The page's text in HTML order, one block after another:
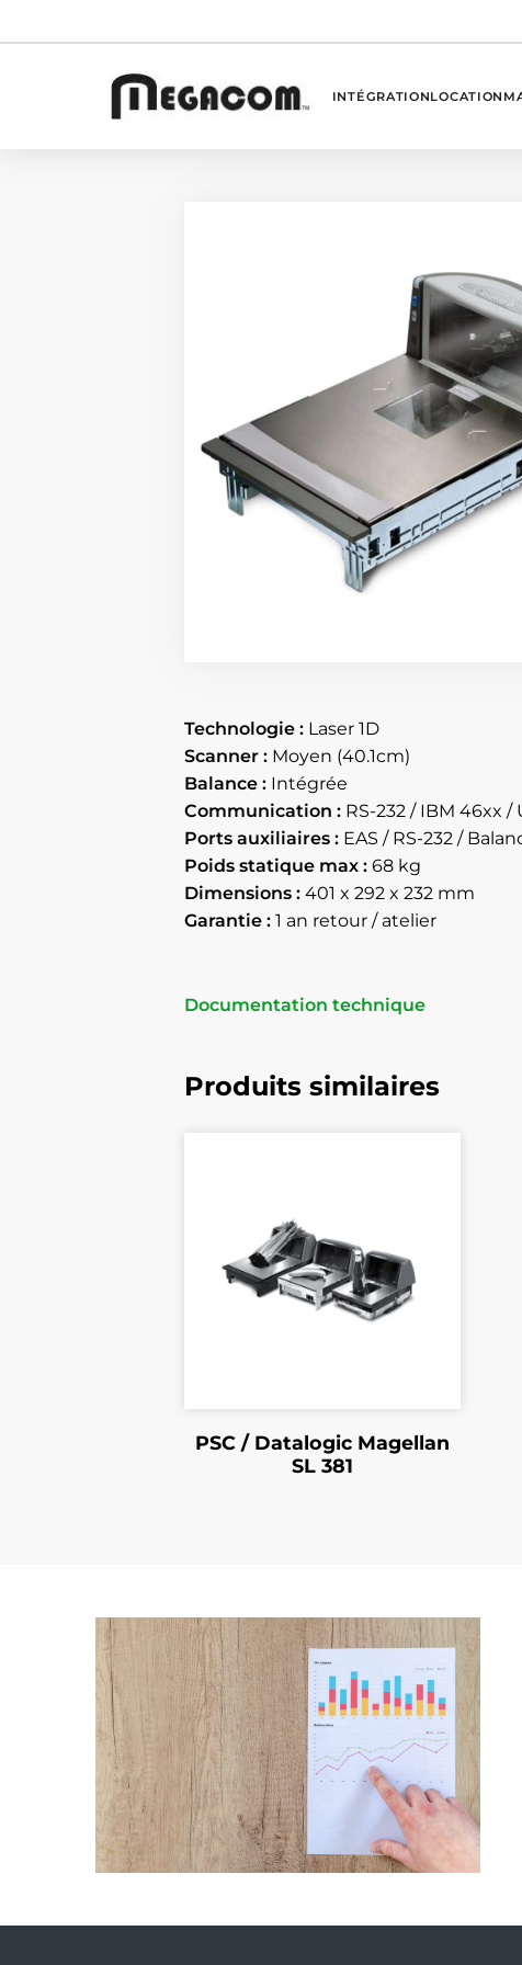
INTÉGRATIONLOCATION
Technologie : Laser 1D
Scanner : Moyen (40.1cm)
Balance : Intégrée
Communication : RS-232 / IBM 46xx /
Ports auxiliaires : EAS / RS-232 /
Poids statique max : 68 kg
Dimensions : 401 x 292 x 232 mm
Garantie : 1 an retour / atelier
Documentation technique
Produits similaires
PSC / Datalogic Magellan
SL 381